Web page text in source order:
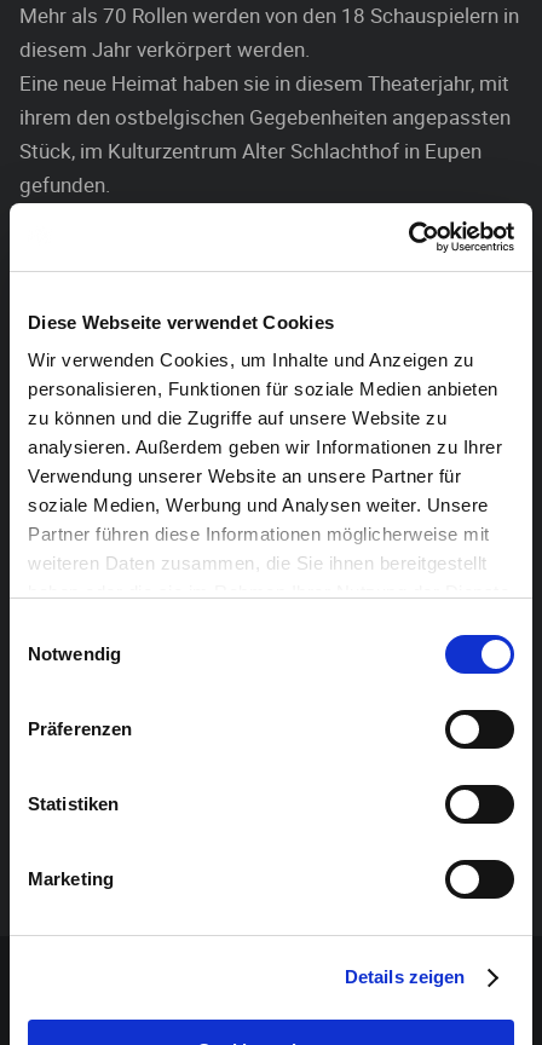
Diese Webseite verwendet Cookies
Wir verwenden Cookies, um Inhalte und Anzeigen zu
personalisieren, Funktionen für soziale Medien anbieten
zu können und die Zugriffe auf unsere Website zu
analysieren. Außerdem geben wir Informationen zu Ihrer
Verwendung unserer Website an unsere Partner für
soziale Medien, Werbung und Analysen weiter. Unsere
Partner führen diese Informationen möglicherweise mit
weiteren Daten zusammen, die Sie ihnen bereitgestellt
Notwendig
Präferenzen
Statistiken
Marketing
Details zeigen
Mehr als 70 Rollen werden von den 18 Schauspielern in
diesem Jahr verkörpert werden.
Eine neue Heimat haben sie in diesem Theaterjahr, mit
ihrem den ostbelgischen Gegebenheiten angepassten
Stück, im Kulturzentrum Alter Schlachthof in Eupen
gefunden.
Es spielen: Anne Schröder, Bruno Schwall, Stephan
Mathieu, John Vomberg, Florence Schreuer, Heike
Beckers, Janina Lopez-Torrejon, Stefan Mommer, Birgit
Offermann, Katharina Krings, Claudia Schröder, Petra
Schmitz.
Technik: Bruno Krings; Regie: Petra Schmitz
Vorverkauf:
Chudoscnik Sunergia, Rotenbergplatz 19, 4700
Bäckerei Reul, Kettenis
Achtung! Kein Online-Vorverkauf